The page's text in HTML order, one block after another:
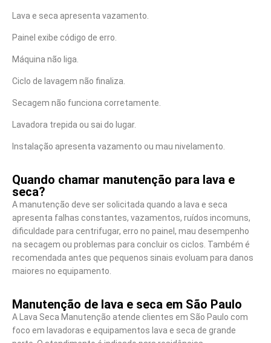
Lava e seca apresenta vazamento.
Painel exibe código de erro.
Máquina não liga.
Ciclo de lavagem não finaliza.
Secagem não funciona corretamente.
Lavadora trepida ou sai do lugar.
Instalação apresenta vazamento ou mau nivelamento.
Quando chamar manutenção para lava e
seca?
A manutenção deve ser solicitada quando a lava e seca
apresenta falhas constantes, vazamentos, ruídos incomuns,
dificuldade para centrifugar, erro no painel, mau desempenho
na secagem ou problemas para concluir os ciclos. Também é
recomendada antes que pequenos sinais evoluam para danos
maiores no equipamento.
Manutenção de lava e seca em São Paulo
A Lava Seca Manutenção atende clientes em São Paulo com
foco em lavadoras e equipamentos lava e seca de grande